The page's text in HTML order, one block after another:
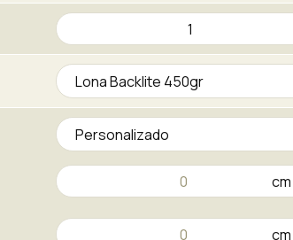
Retroiluminadas
cantidad
cm
cm